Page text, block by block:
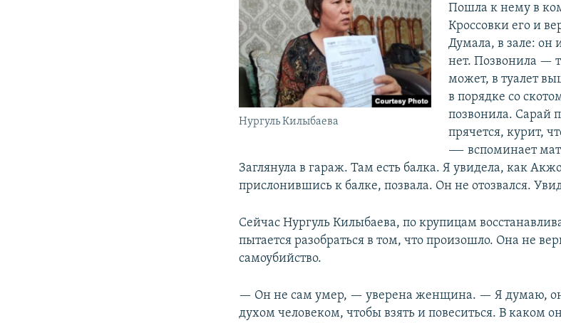
Нургуль Килыбаева
Пошла к нему в
Кроссовки его и
Думала, в зале: он
нет. Позвонила —
может, в туалет
в порядке со
позвонила. Сарай
прячется, курит,
–— вспоминает
Заглянула в гараж. Там есть балка. Я увидела, как
прислонившись к балке, позвала. Он не отозвался.
Сейчас Нургуль Килыбаева, по крупицам
пытается разобраться в том, что произошло. Она не
самоубийство.
— Он не сам умер, — уверена женщина. — Я думаю,
духом человеком, чтобы взять и повеситься. В каком